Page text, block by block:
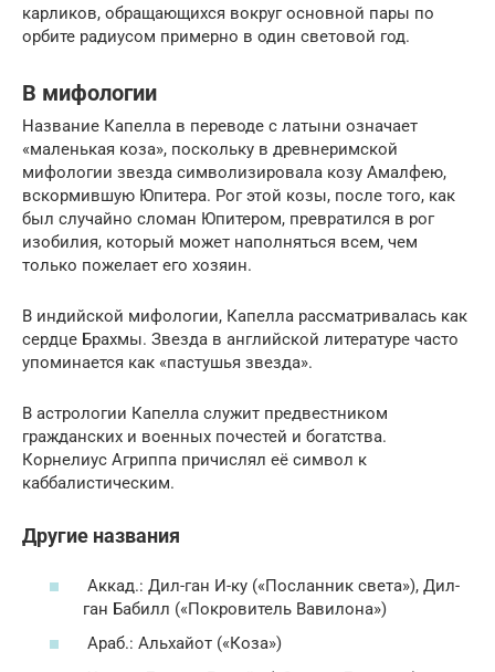
карликов, обращающихся вокруг основной пары по
орбите радиусом примерно в один световой год.
В мифологии
Название Капелла в переводе с латыни означает
«маленькая коза», поскольку в древнеримской
мифологии звезда символизировала козу Амалфею,
вскормившую Юпитера. Рог этой козы, после того, как
был случайно сломан Юпитером, превратился в рог
изобилия, который может наполняться всем, чем
только пожелает его хозяин.
В индийской мифологии, Капелла рассматривалась как
сердце Брахмы. Звезда в английской литературе часто
упоминается как «пастушья звезда».
В астрологии Капелла служит предвестником
гражданских и военных почестей и богатства.
Корнелиус Агриппа причислял её символ к
каббалистическим.
Другие названия
Аккад.: Дил-ган И-ку («Посланник света»), Дил-
ган Бабилл («Покровитель Вавилона»)
Араб.: Альхайот («Коза»)